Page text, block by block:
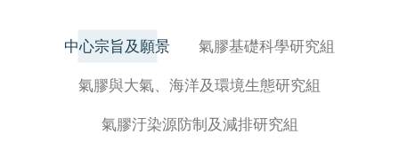
中心宗旨及願景 氣膠基礎科學研究組
氣膠與大氣、海洋及環境生態研究組
氣膠汙染源防制及減排研究組